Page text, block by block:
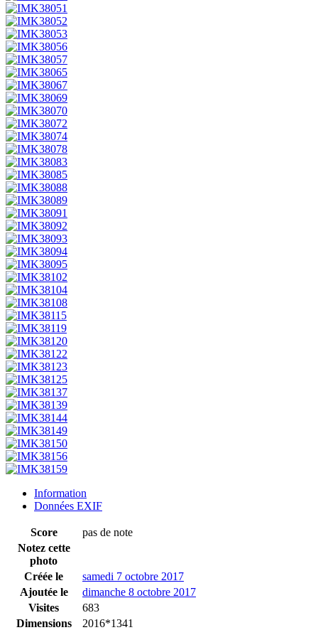
Information
Données EXIF
Score
pas de note
Notez cette
photo
Créée le
samedi 7 octobre 2017
Ajoutée le
dimanche 8 octobre 2017
Visites
683
Dimensions
2016*1341